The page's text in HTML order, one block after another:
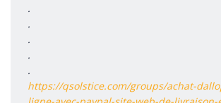
.
.
.
.
.
https://qsolstice.com/groups/achat-